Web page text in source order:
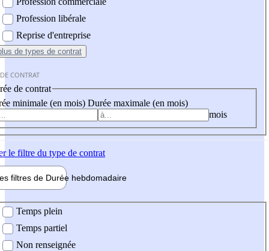
Profession libérale
Reprise d'entreprise
de types de contrat
CONTRAT
de contrat
minimale (en mois) Durée maximale (en mois)
mois
le filtre du type de contrat
filtres de Durée hebdomadaire
Temps plein
Temps partiel
Non renseignée